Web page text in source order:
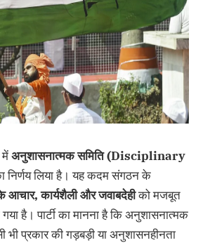
मेंअनुशासनात्मकसमिति (Disciplinary
निर्णय लिया है। यह कदम संगठन के
आचार,कार्यशैलीऔरजवाबदेहीको मजबूत
है। पार्टी का मानना है कि अनुशासनात्मक
भी प्रकार की गड़बड़ी या अनुशासनहीनता